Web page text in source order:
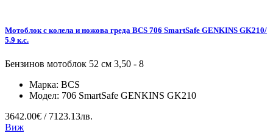
Мотоблок с колела и ножова греда BCS 706 SmartSafe GENKINS GK210/
5.9 к.с.
Бензинов мотоблок 52 см 3,50 - 8
Марка: BCS
Модел: 706 SmartSafe GENKINS GK210
3642.00€ / 7123.13лв.
Виж